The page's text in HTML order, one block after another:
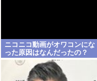
ニコニコ動画がオワコンにな
った原因はなんだったの？